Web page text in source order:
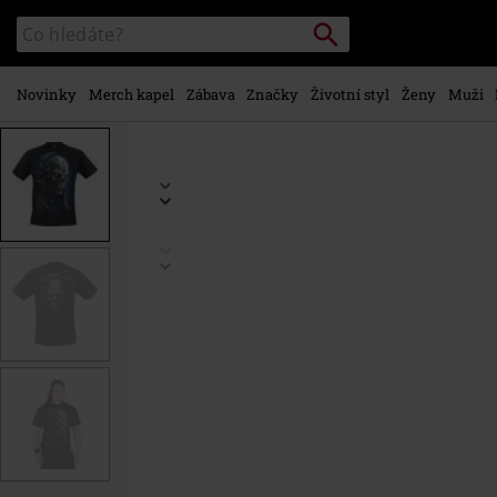
hlavnímu
obsahu
Katalog
vyhledávání
Vyhledávání
Novinky Merch kapel Zábava Značky Životní styl Ženy Muži
www.emp-
p/human-
561840.html